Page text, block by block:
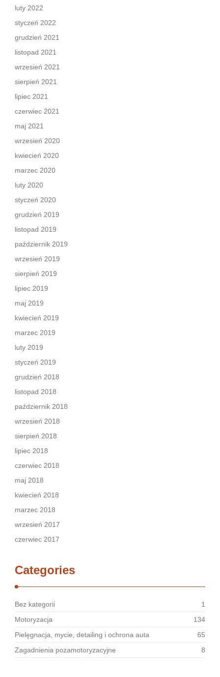
luty 2022
styczeń 2022
grudzień 2021
listopad 2021
wrzesień 2021
sierpień 2021
lipiec 2021
czerwiec 2021
maj 2021
wrzesień 2020
kwiecień 2020
marzec 2020
luty 2020
styczeń 2020
grudzień 2019
listopad 2019
październik 2019
wrzesień 2019
sierpień 2019
lipiec 2019
maj 2019
kwiecień 2019
marzec 2019
luty 2019
styczeń 2019
grudzień 2018
listopad 2018
październik 2018
wrzesień 2018
sierpień 2018
lipiec 2018
czerwiec 2018
maj 2018
kwiecień 2018
marzec 2018
wrzesień 2017
czerwiec 2017
Categories
Bez kategorii
1
Motoryzacja
134
Pielęgnacja, mycie, detailing i ochrona auta
65
Zagadnienia pozamotoryzacyjne
8